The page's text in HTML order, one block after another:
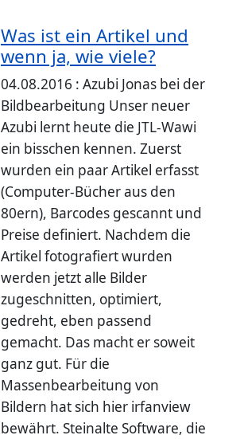
Was ist ein Artikel und
wenn ja, wie viele?
04.08.2016 : Azubi Jonas bei der
Bildbearbeitung Unser neuer
Azubi lernt heute die JTL-Wawi
ein bisschen kennen. Zuerst
wurden ein paar Artikel erfasst
(Computer-Bücher aus den
80ern), Barcodes gescannt und
Preise definiert. Nachdem die
Artikel fotografiert wurden
werden jetzt alle Bilder
zugeschnitten, optimiert,
gedreht, eben passend
gemacht. Das macht er soweit
ganz gut. Für die
Massenbearbeitung von
Bildern hat sich hier irfanview
bewährt. Steinalte Software, die